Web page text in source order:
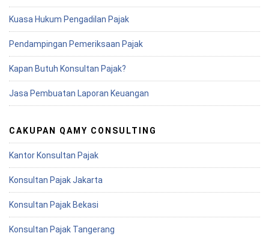
Kuasa Hukum Pengadilan Pajak
Pendampingan Pemeriksaan Pajak
Kapan Butuh Konsultan Pajak?
Jasa Pembuatan Laporan Keuangan
CAKUPAN QAMY CONSULTING
Kantor Konsultan Pajak
Konsultan Pajak Jakarta
Konsultan Pajak Bekasi
Konsultan Pajak Tangerang